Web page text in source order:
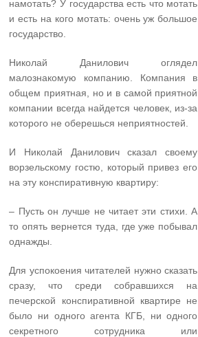
намотать? У государства есть что мотать
и есть на кого мотать: очень уж большое
государство.
Николай Данилович оглядел
малознакомую компанию. Компания в
общем приятная, но и в самой приятной
компании всегда найдется человек, из-за
которого не оберешься неприятностей.
И Николай Данилович сказал своему
ворзельскому гостю, который привез его
на эту конспиративную квартиру:
– Пусть он лучше не читает эти стихи. А
то опять вернется туда, где уже побывал
однажды.
Для успокоения читателей нужно сказать
сразу, что среди собравшихся на
печерской конспиративной квартире не
было ни одного агента КГБ, ни одного
секретного сотрудника или